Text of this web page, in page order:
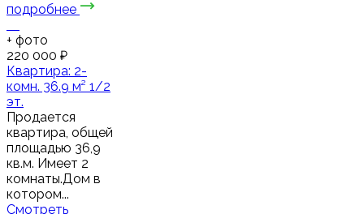
подробнее
+ фото
220 000 ₽
Квартира: 2-
комн. 36.9 м² 1/2
эт.
Продается
квартира, общей
площадью 36,9
кв.м. Имеет 2
комнаты.Дом в
котором...
Смотреть